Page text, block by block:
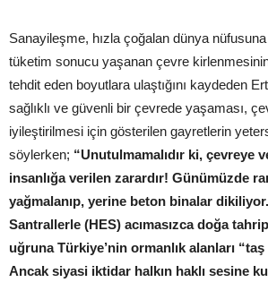
Sanayileşme, hızla çoğalan dünya
tüketim sonucu yaşanan çevre kirlenmesinin
tehdit eden boyutlara ulaştığını kaydeden
sağlıklı ve güvenli bir çevrede yaşaması,
iyileştirilmesi için gösterilen gayretlerin
söylerken; “Unutulmamalıdır ki, çevreye
insanlığa verilen zarardır! Günümüzde
yağmalanıp, yerine beton binalar
Santrallerle (HES) acımasızca doğa
uğruna Türkiye’nin ormanlık alanları
Ancak siyasi iktidar halkın haklı sesine